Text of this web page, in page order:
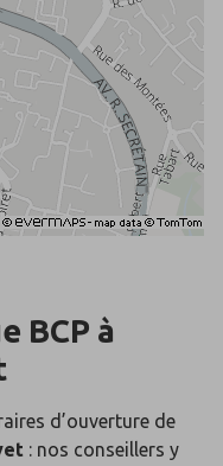
BCP à
d’ouverture de
: nos conseillers y